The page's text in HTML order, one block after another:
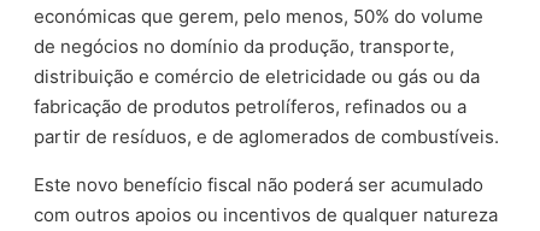
económicas que gerem, pelo menos, 50% do volume
de negócios no domínio da produção, transporte,
distribuição e comércio de eletricidade ou gás ou da
fabricação de produtos petrolíferos, refinados ou a
partir de resíduos, e de aglomerados de combustíveis.
Este novo benefício fiscal não poderá ser acumulado
com outros apoios ou incentivos de qualquer natureza